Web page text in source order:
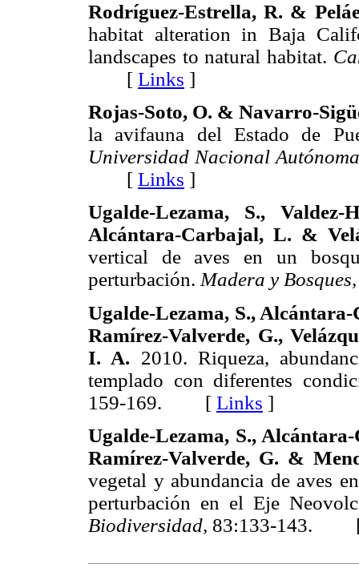
Rodríguez-Estrella, R. &
habitat alteration in Baja
landscapes to natural habitat.
[ Links ]
Rojas-Soto, O. & Navarro-
la avifauna del Estado de
Universidad Nacional
[ Links ]
Ugalde-Lezama, S.,
Alcántara-Carbajal, L. &
vertical de aves en un
perturbación.Madera y Bosques,
Ugalde-Lezama, S.,
Ramírez-Valverde, G.,
I. A. 2010. Riqueza,
templado con diferentes
159-169. [ Links ]
Ugalde-Lezama, S.,
Ramírez-Valverde, G. &
vegetal y abundancia de aves
perturbación en el Eje
Biodiversidad, 83:133-143.